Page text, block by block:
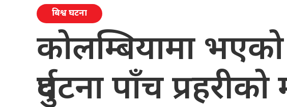
बिश्व घटना
कोलम्बियामा
दुर्घटना पाँच